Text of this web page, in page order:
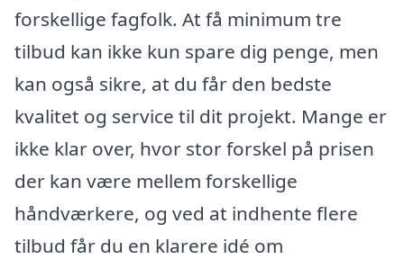
forskellige fagfolk. At få minimum tre
tilbud kan ikke kun spare dig penge, men
kan også sikre, at du får den bedste
kvalitet og service til dit projekt. Mange er
ikke klar over, hvor stor forskel på prisen
der kan være mellem forskellige
håndværkere, og ved at indhente flere
tilbud får du en klarere idé om